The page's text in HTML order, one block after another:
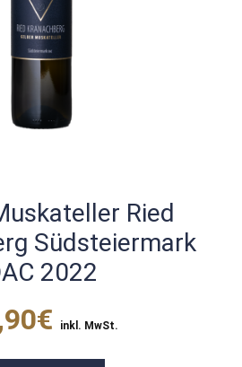
Ried
Südsteiermark
2022
inkl. MwSt.